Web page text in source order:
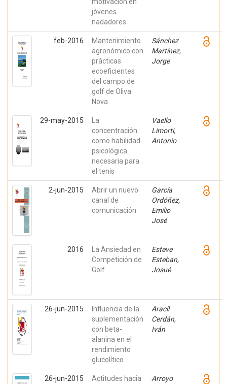
jóvenes
nadadores
feb-2016
Mantenimiento
agronómico con
prácticas
ecoeficientes
del campo de
golf de Oliva
Nova
Sánchez
Martínez,
Jorge
29-may-2015
La
concentración
como habilidad
psicológica
necesaria para
el tenis
Vaello
Limorti,
Antonio
2-jun-2015
Abrir un nuevo
canal de
comunicación
García
Ordóñez,
Emilio
José
2016
La Ansiedad en
Competición de
Golf
Esteve
Esteban,
Josué
26-jun-2015
Influencia de la
suplementación
con beta-
alanina en el
rendimiento
glucolítico
Aracil
Cerdán,
Iván
26-jun-2015
Actitudes hacia
Arroyo